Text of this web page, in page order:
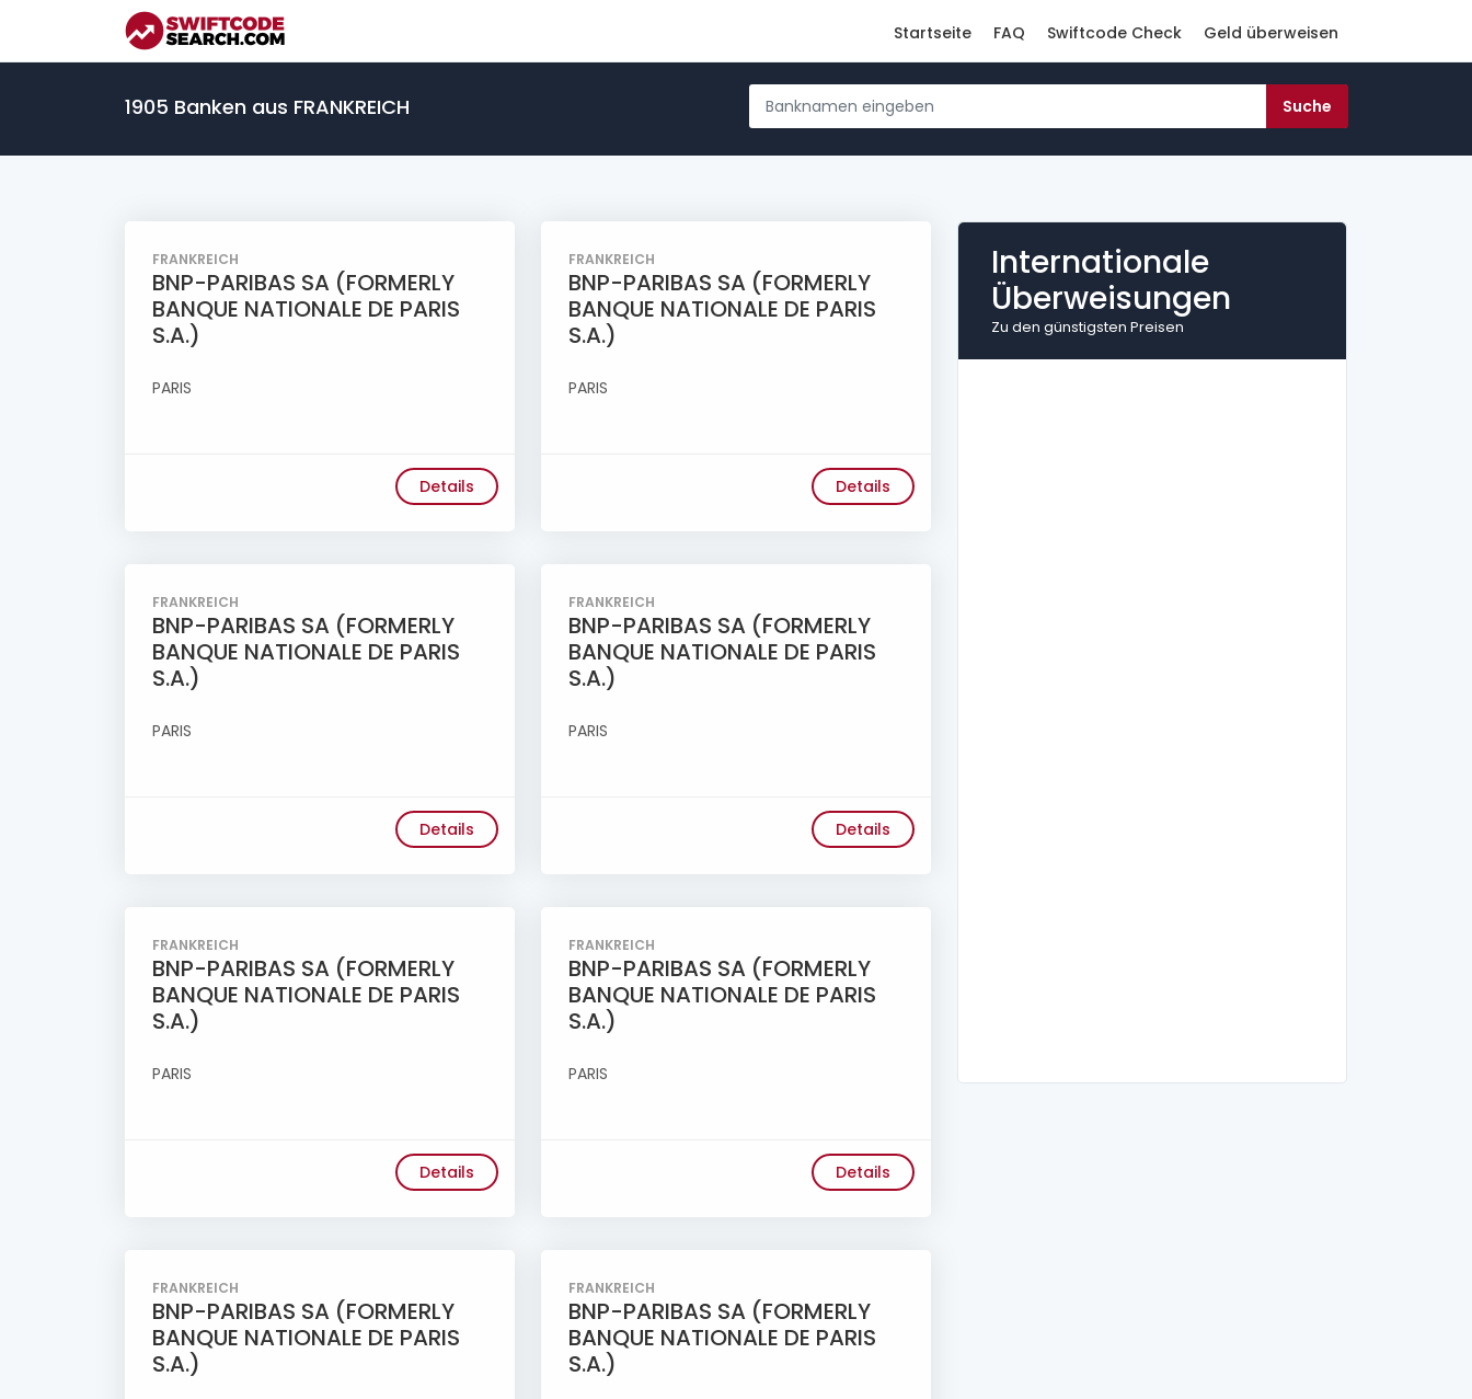
Startseite FAQ Swiftcode Check Geld überweisen
1905 Banken aus FRANKREICH
FRANKREICH
BNP-PARIBAS SA (FORMERLY
BANQUE NATIONALE DE PARIS
S.A.)
PARIS
Details
FRANKREICH
BNP-PARIBAS SA (FORMERLY
BANQUE NATIONALE DE PARIS
S.A.)
PARIS
Details
FRANKREICH
BNP-PARIBAS SA (FORMERLY
BANQUE NATIONALE DE PARIS
S.A.)
PARIS
Details
FRANKREICH
BNP-PARIBAS SA (FORMERLY
BANQUE NATIONALE DE PARIS
S.A.)
PARIS
Details
FRANKREICH
BNP-PARIBAS SA (FORMERLY
BANQUE NATIONALE DE PARIS
S.A.)
PARIS
Details
FRANKREICH
BNP-PARIBAS SA (FORMERLY
BANQUE NATIONALE DE PARIS
S.A.)
PARIS
Details
FRANKREICH
BNP-PARIBAS SA (FORMERLY
BANQUE NATIONALE DE PARIS
S.A.)
FRANKREICH
BNP-PARIBAS SA (FORMERLY
BANQUE NATIONALE DE PARIS
S.A.)
Internationale
Überweisungen
Zu den günstigsten Preisen